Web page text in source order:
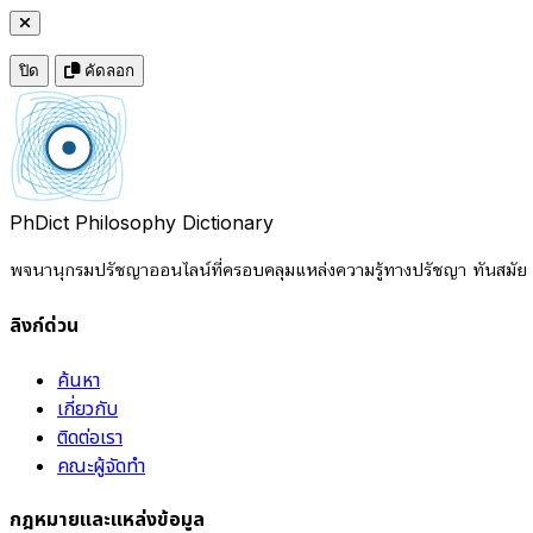
ปิด คัดลอก
PhDict Philosophy Dictionary
พจนานุกรมปรัชญาออนไลน์ที่ครอบคลุมแหล่งความรู้ทางปรัชญา ทันสมัย
ลิงก์ด่วน
ค้นหา
เกี่ยวกับ
ติดต่อเรา
คณะผู้จัดทำ
กฎหมายและแหล่งข้อมูล